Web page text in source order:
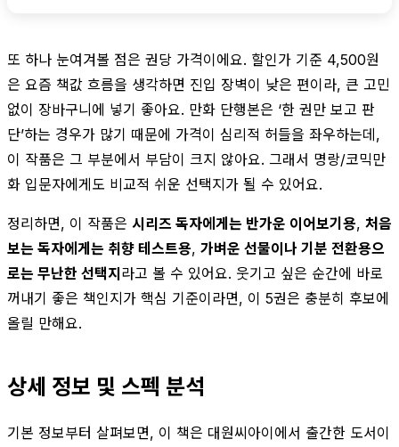
또 하나 눈여겨볼 점은 권당 가격이에요. 할인가 기준 4,500원
은 요즘 책값 흐름을 생각하면 진입 장벽이 낮은 편이라, 큰 고민
없이 장바구니에 넣기 좋아요. 만화 단행본은 ‘한 권만 보고 판
단’하는 경우가 많기 때문에 가격이 심리적 허들을 좌우하는데,
이 작품은 그 부분에서 부담이 크지 않아요. 그래서 명랑/코믹만
화 입문자에게도 비교적 쉬운 선택지가 될 수 있어요.
정리하면, 이 작품은 시리즈 독자에게는 반가운 이어보기용, 처음
보는 독자에게는 취향 테스트용, 가벼운 선물이나 기분 전환용으
로는 무난한 선택지라고 볼 수 있어요. 웃기고 싶은 순간에 바로
꺼내기 좋은 책인지가 핵심 기준이라면, 이 5권은 충분히 후보에
올릴 만해요.
상세 정보 및 스펙 분석
기본 정보부터 살펴보면, 이 책은 대원씨아이에서 출간한 도서이